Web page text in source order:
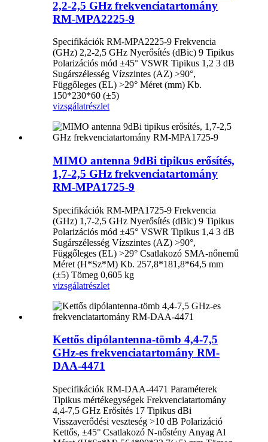
2,2-2,5 GHz frekvenciatartomány
RM-MPA2225-9
Specifikációk RM-MPA2225-9 Frekvencia
(GHz) 2,2-2,5 GHz Nyerősítés (dBic) 9 Tipikus
Polarizációs mód ±45° VSWR Tipikus 1,2 3 dB
Sugárszélesség Vízszintes (AZ) >90°,
Függőleges (EL) >29° Méret (mm) Kb.
150*230*60 (±5)
vizsgálatrészlet
MIMO antenna 9dBi tipikus erősítés,
1,7-2,5 GHz frekvenciatartomány
RM-MPA1725-9
Specifikációk RM-MPA1725-9 Frekvencia
(GHz) 1,7-2,5 GHz Nyerősítés (dBic) 9 Tipikus
Polarizációs mód ±45° VSWR Tipikus 1,4 3 dB
Sugárszélesség Vízszintes (AZ) >90°,
Függőleges (EL) >29° Csatlakozó SMA-nőnemű
Méret (H*Sz*M) Kb. 257,8*181,8*64,5 mm
(±5) Tömeg 0,605 kg
vizsgálatrészlet
Kettős dipólantenna-tömb 4,4-7,5
GHz-es frekvenciatartomány RM-
DAA-4471
Specifikációk RM-DAA-4471 Paraméterek
Tipikus mértékegységek Frekvenciatartomány
4,4-7,5 GHz Erősítés 17 Tipikus dBi
Visszaverődési veszteség >10 dB Polarizáció
Kettős, ±45° Csatlakozó N-nőstény Anyag Al